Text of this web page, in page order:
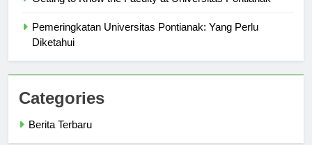
Pemeringkatan Universitas Pontianak: Yang Perlu
Categories